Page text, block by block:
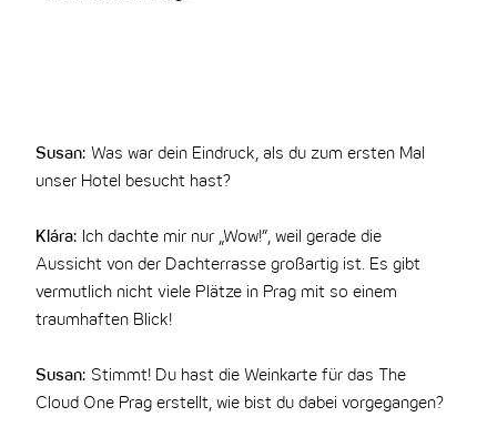
Susan: Was war dein Eindruck, als du zum ersten Mal
unser Hotel besucht hast?
Klára: Ich dachte mir nur „Wow!”, weil gerade die
Aussicht von der Dachterrasse großartig ist. Es gibt
vermutlich nicht viele Plätze in Prag mit so einem
traumhaften Blick!
Susan: Stimmt! Du hast die Weinkarte für das The
Cloud One Prag erstellt, wie bist du dabei vorgegangen?